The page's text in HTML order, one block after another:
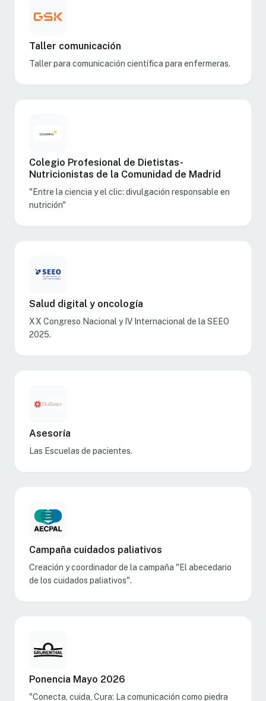
Taller comunicación
Taller para comunicación científica para enfermeras.
Colegio Profesional de Dietistas-
Nutricionistas de la Comunidad de Madrid
"Entre la ciencia y el clic: divulgación responsable en
nutrición"
Salud digital y oncología
XX Congreso Nacional y IV Internacional de la SEEO
2025.
Asesoría
Las Escuelas de pacientes.
Campaña cuidados paliativos
Creación y coordinador de la campaña "El abecedario
de los cuidados paliativos".
Ponencia Mayo 2026
"Conecta, cuida, Cura: La comunicación como piedra